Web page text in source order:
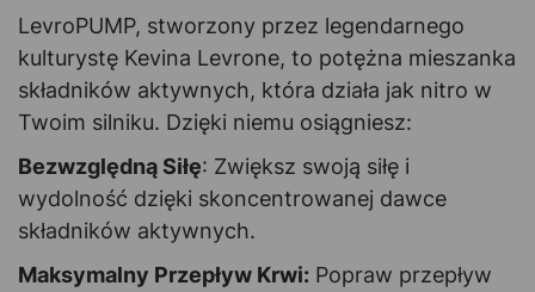
LevroPUMP, stworzony przez legendarnego
kulturystę Kevina Levrone, to potężna mieszanka
składników aktywnych, która działa jak nitro w
Twoim silniku. Dzięki niemu osiągniesz:
Bezwzględną Siłę: Zwiększ swoją siłę i
wydolność dzięki skoncentrowanej dawce
składników aktywnych.
Maksymalny Przepływ Krwi: Popraw przepływ